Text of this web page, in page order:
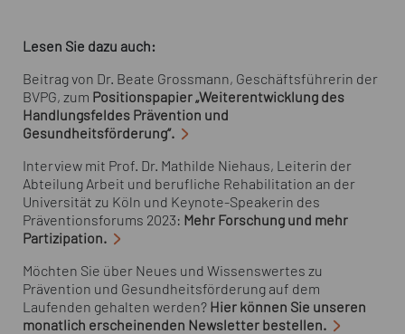
Lesen Sie dazu auch:
Beitrag von Dr. Beate Grossmann, Geschäftsführerin der
BVPG, zum Positionspapier „Weiterentwicklung des
Handlungsfeldes Prävention und
Gesundheitsförderung“.
Interview mit Prof. Dr. Mathilde Niehaus, Leiterin der
Abteilung Arbeit und berufliche Rehabilitation an der
Universität zu Köln und Keynote-Speakerin des
Präventionsforums 2023: Mehr Forschung und mehr
Partizipation.
Möchten Sie über Neues und Wissenswertes zu
Prävention und Gesundheitsförderung auf dem
Laufenden gehalten werden? Hier können Sie unseren
monatlich erscheinenden Newsletter bestellen.